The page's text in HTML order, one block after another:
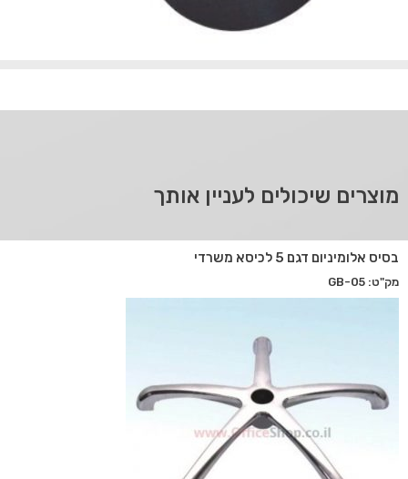
מוצרים שיכולים לעניין אותך
בסיס אלומיניום דגם 5 לכיסא משרדי
מק"ט: GB-05